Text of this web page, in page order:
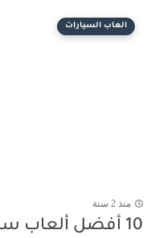
العاب السيارات
منذ 2 سنة
10 أفضل ألعاب